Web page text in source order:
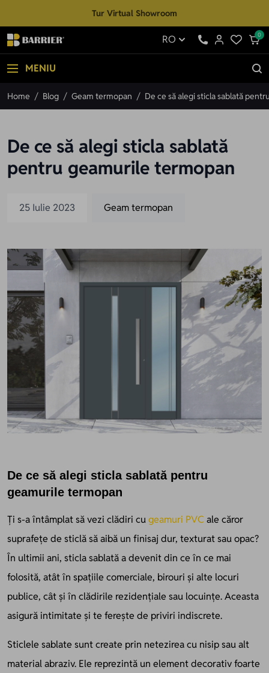
Tur Virtual Showroom
RO 0
MENIU
Home / Blog / Geam termopan / De ce să alegi sticla sablată
De ce să alegi sticla sablată
pentru geamurile termopan
25 Iulie 2023 Geam termopan
De ce să alegi sticla sablată pentru
geamurile termopan
Ți s-a întâmplat să vezi clădiri cugeamuri PVC ale căror
suprafețe de sticlă să aibă un finisaj dur, texturat sau opac?
În ultimii ani, sticla sablată a devenit din ce în ce mai
folosită, atât în spațiile comerciale, birouri și alte locuri
publice, cât și în clădirile rezidențiale sau locuințe. Aceasta
asigură intimitate și te ferește de priviri indiscrete.
Sticlele sablate sunt create prin netezirea cu nisip sau alt
material abraziv. Ele reprezintă un element decorativ foarte